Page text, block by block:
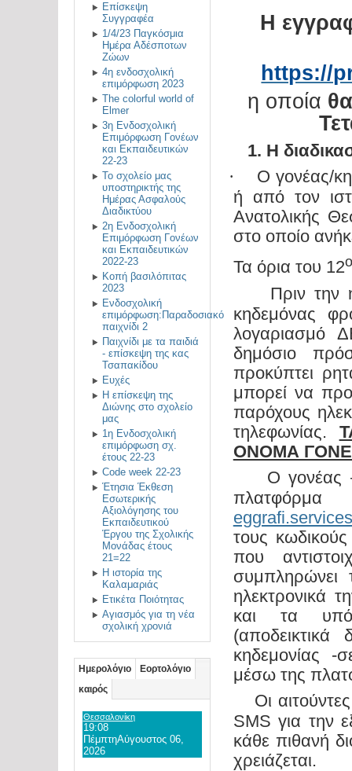
Επίσκεψη
Συγγραφέα
1/4/23 Παγκόσμια
Ημέρα Αδέσποτων
Ζώων
4η ενδοσχολική
επιμόρφωση 2023
The colorful world of
Elmer
3η Ενδοσχολική
Επιμόρφωση Γονέων
και Εκπαιδευτικών
22-23
Το σχολείο μας
υποστηρικτής της
Ημέρας Ασφαλούς
Διαδικτύου
2η Ενδοσχολική
Επιμόρφωση Γονέων
και Εκπαιδευτικών
2022-23
Κοπή βασιλόπιτας
2023
Ενδοσχολική
επιμόρφωση:Παραδοσιακό
παιχνίδι 2
Παιχνίδι με τα παιδιά
- επίσκεψη της κας
Τσαπακίδου
Ευχές
Η επίσκεψη της
Διώνης στο σχολείο
μας
1η Ενδοσχολική
επιμόρφωση σχ.
έτους 22-23
Code week 22-23
Έτησια Έκθεση
Εσωτερικής
Αξιολόγησης του
Εκπαιδευτικού
Έργου της Σχολικής
Μονάδας έτους
21=22
Η ιστορία της
Καλαμαριάς
Ετικέτα Ποιότητας
Αγιασμός για τη νέα
σχολική χρονιά
Ημερολόγιο Εορτολόγιο
καιρός
Θεσσαλονίκη
19:08
ΠέμπτηΑύγουστος 06,
2026
Η
https://
η οποία
1. Η
·
Ο γονέας/
ή από τον
Ανατολικής
στο οποίο
Τα όρια του 12
Πριν την
κηδεμόνας
λογαριασμό
δημόσιο
προκύπτει
μπορεί να
παρόχους
τηλεφωνίας.
ΟΝΟΜΑ
Ο γονέας
τους
που
συμπληρώνει
ηλεκτρονικά
και τα
(αποδεικτικά
κηδεμονίας
μέσω της
Οι
SMS για την
κάθε πιθανή
χρειάζεται.